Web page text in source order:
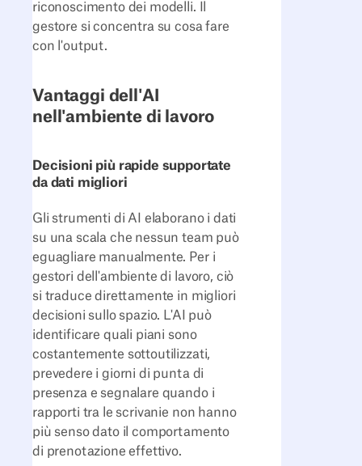
riconoscimento dei modelli. Il
gestore si concentra su cosa fare
con l'output.
Vantaggi dell'AI
nell'ambiente di lavoro
Decisioni più rapide supportate
da dati migliori
Gli strumenti di AI elaborano i dati
su una scala che nessun team può
eguagliare manualmente. Per i
gestori dell'ambiente di lavoro, ciò
si traduce direttamente in migliori
decisioni sullo spazio. L'AI può
identificare quali piani sono
costantemente sottoutilizzati,
prevedere i giorni di punta di
presenza e segnalare quando i
rapporti tra le scrivanie non hanno
più senso dato il comportamento
di prenotazione effettivo.